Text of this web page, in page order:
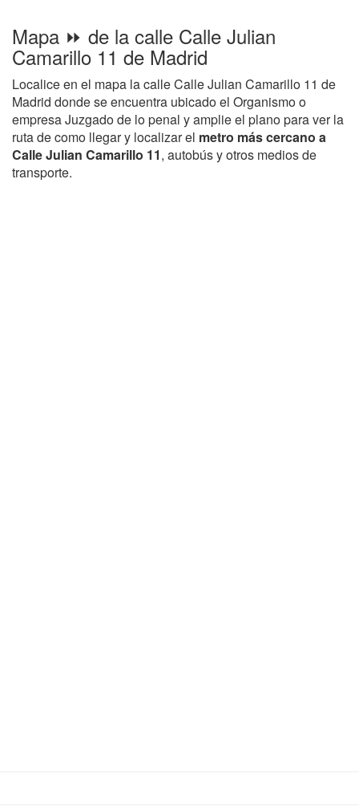
Mapa ⏩ de la calle Calle Julian
Camarillo 11 de Madrid
Localice en el mapa la calle Calle Julian Camarillo 11 de
Madrid donde se encuentra ubicado el Organismo o
empresa Juzgado de lo penal y amplie el plano para ver la
ruta de como llegar y localizar el metro más cercano a
Calle Julian Camarillo 11, autobús y otros medios de
transporte.